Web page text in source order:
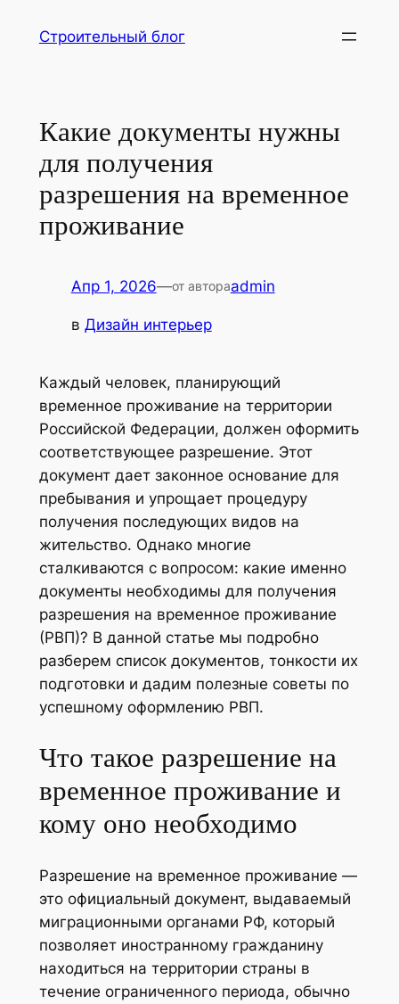
Строительный блог
Какие документы нужны
для получения
разрешения на временное
проживание
Апр 1, 2026—от автораadmin
в Дизайн интерьер
Каждый человек, планирующий
временное проживание на территории
Российской Федерации, должен оформить
соответствующее разрешение. Этот
документ дает законное основание для
пребывания и упрощает процедуру
получения последующих видов на
жительство. Однако многие
сталкиваются с вопросом: какие именно
документы необходимы для получения
разрешения на временное проживание
(РВП)? В данной статье мы подробно
разберем список документов, тонкости их
подготовки и дадим полезные советы по
успешному оформлению РВП.
Что такое разрешение на
временное проживание и
кому оно необходимо
Разрешение на временное проживание —
это официальный документ, выдаваемый
миграционными органами РФ, который
позволяет иностранному гражданину
находиться на территории страны в
течение ограниченного периода, обычно